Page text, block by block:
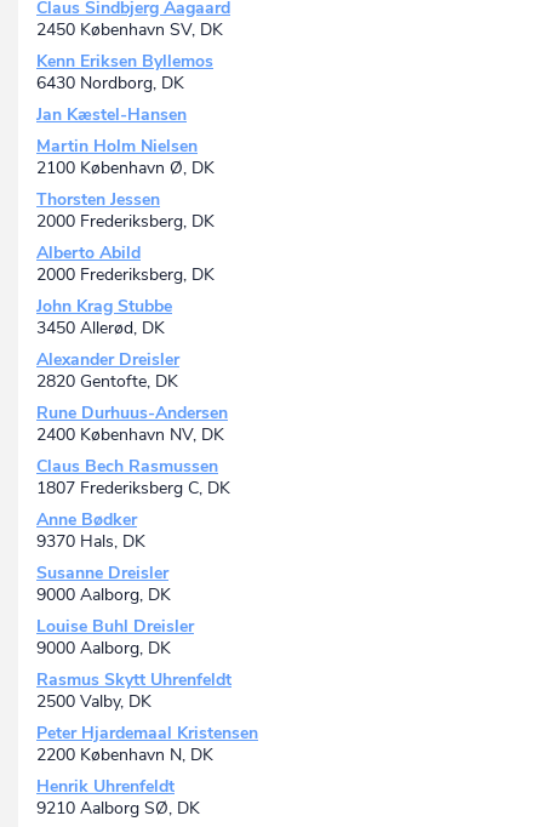
Claus Sindbjerg Aagaard
2450 København SV, DK
Kenn Eriksen Byllemos
6430 Nordborg, DK
Jan Kæstel-Hansen
Martin Holm Nielsen
2100 København Ø, DK
Thorsten Jessen
2000 Frederiksberg, DK
Alberto Abild
2000 Frederiksberg, DK
John Krag Stubbe
3450 Allerød, DK
Alexander Dreisler
2820 Gentofte, DK
Rune Durhuus-Andersen
2400 København NV, DK
Claus Bech Rasmussen
1807 Frederiksberg C, DK
Anne Bødker
9370 Hals, DK
Susanne Dreisler
9000 Aalborg, DK
Louise Buhl Dreisler
9000 Aalborg, DK
Rasmus Skytt Uhrenfeldt
2500 Valby, DK
Peter Hjardemaal Kristensen
2200 København N, DK
Henrik Uhrenfeldt
9210 Aalborg SØ, DK